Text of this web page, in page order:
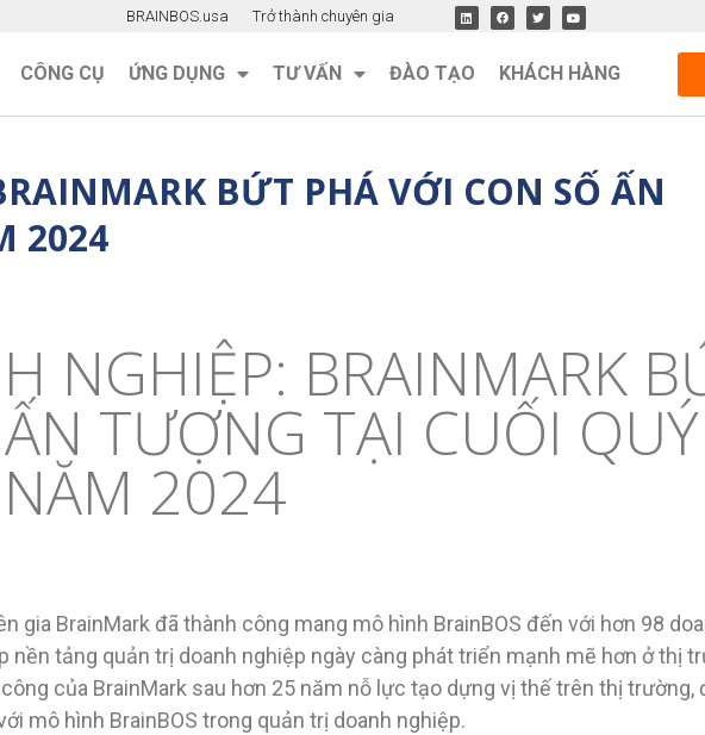
BRAINBOS.usa Trở thành chuyên gia
CÔNG CỤ ỨNG DỤNG TƯ VẤN ĐÀO TẠO KHÁCH HÀNG
BỨT PHÁ VỚI CON SỐ ẤN
2024
NGHIỆP: BRAINMARK
TƯỢNG TẠI CUỐI
NĂM 2024
gia BrainMark đã thành công mang mô hình BrainBOS đến với hơn 98
tảng quản trị doanh nghiệp ngày càng phát triển mạnh mẽ hơn ở thị
của BrainMark sau hơn 25 năm nỗ lực tạo dựng vị thế trên thị trường,
mô hình BrainBOS trong quản trị doanh nghiệp.